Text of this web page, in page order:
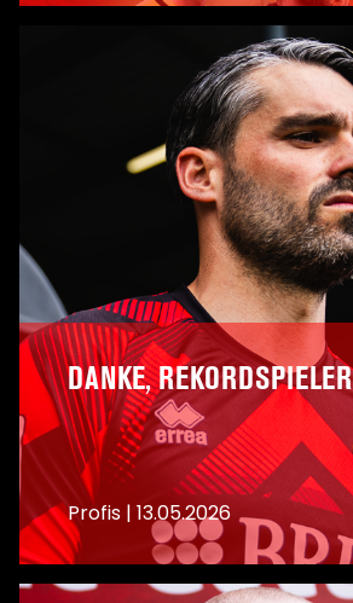
A
DANKE, REKORDSPIELER
Profis | 13.05.2026